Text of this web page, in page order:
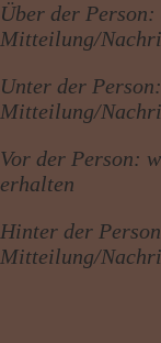
Über der Person:
Mitteilung/
Unter der
Mitteilung/
Vor der Person:
erhalten
Hinter der
Mitteilung/